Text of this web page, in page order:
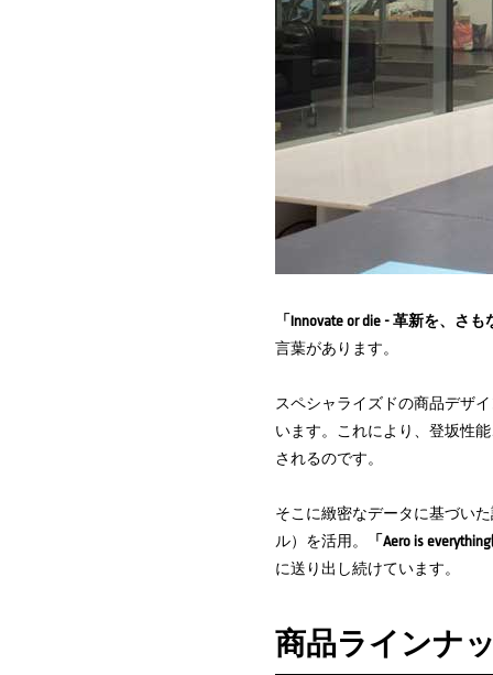
「Innovate or die - 革新を、さ
言葉があります。
スペシャライズドの商品デザ
います。これにより、登坂性
されるのです。
そこに緻密なデータに基づい
ル）を活用。
「Aero is
に送り出し続けています。
商品ラインナ